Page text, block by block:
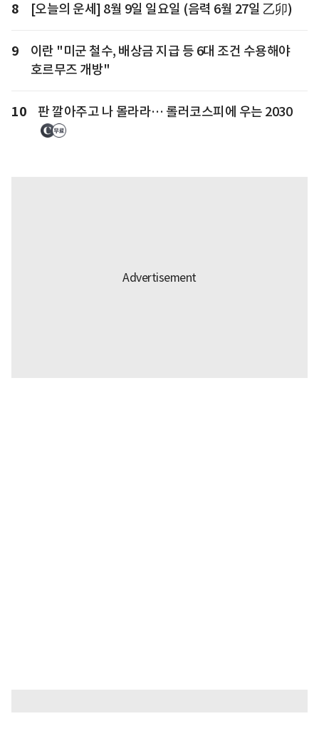
8 [오늘의 운세] 8월 9일 일요일 (음력 6월 27일 乙卯)
9
이란 "미군 철수, 배상금 지급 등 6대 조건 수용해야
호르무즈 개방"
10 판 깔아주고 나 몰라라… 롤러코스피에 우는 2030